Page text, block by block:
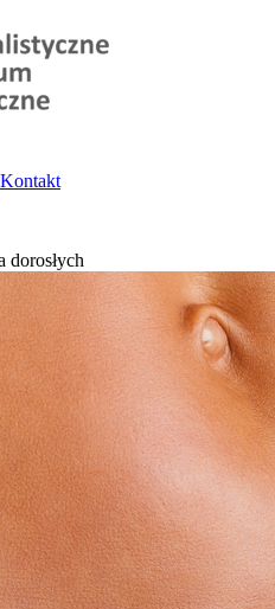
Kontakt
dorosłych